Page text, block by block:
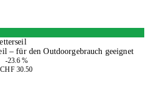
– für den Outdoorgebrauch geeignet
-23.6 %
CHF 30.50